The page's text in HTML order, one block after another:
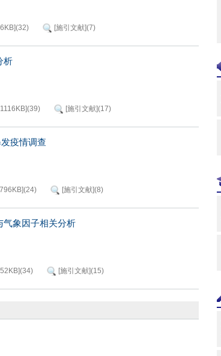
](32) [施引文献](7)
析
1116KB](39) [施引文献](17)
疫情调查
796KB](24) [施引文献](8)
气象因子相关分析
](34) [施引文献](15)